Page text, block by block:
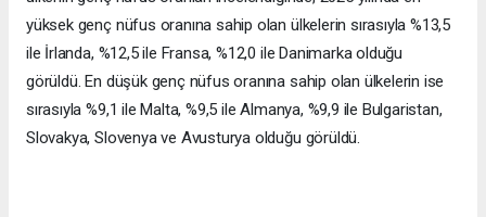
yüksek genç nüfus oranına sahip olan ülkelerin sırasıyla %13,5
ile İrlanda, %12,5 ile Fransa, %12,0 ile Danimarka olduğu
görüldü. En düşük genç nüfus oranına sahip olan ülkelerin ise
sırasıyla %9,1 ile Malta, %9,5 ile Almanya, %9,9 ile Bulgaristan,
Slovakya, Slovenya ve Avusturya olduğu görüldü.